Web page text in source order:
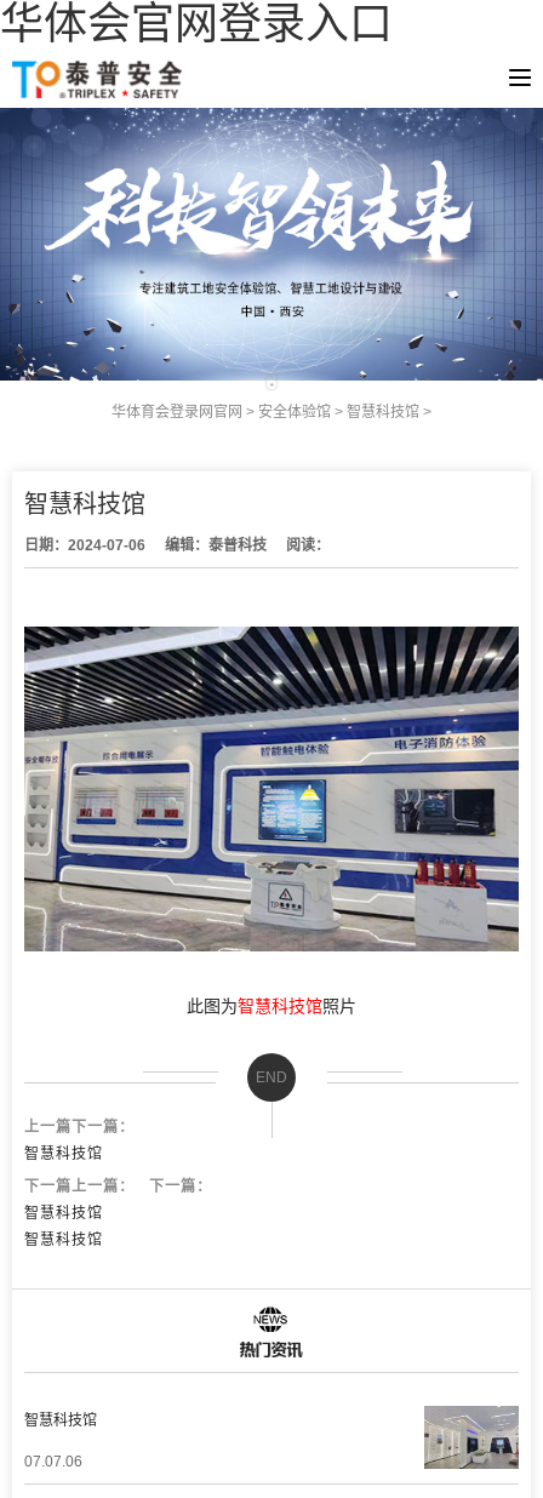
华体会官网登录入口
华体育会登录网官网 > 安全体验馆 > 智慧科技馆 >
智慧科技馆
日期：2024-07-06 编辑：泰普科技 阅读：
此图为智慧科技馆照片
END
上一篇下一篇：
智慧科技馆
下一篇上一篇：
智慧科技馆
下一篇：
智慧科技馆
智慧科技馆
07.07.06